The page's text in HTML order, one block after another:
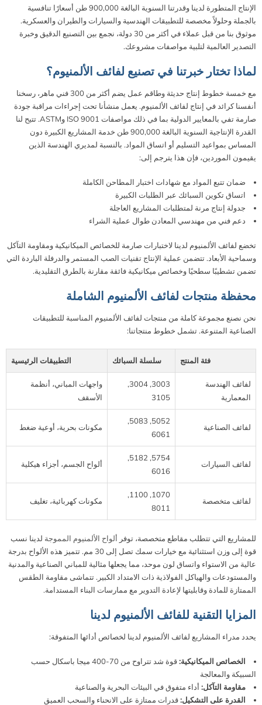
الإنتاج المتطورة لدينا وقدرتنا السنوية البالغة 900,000 طن أسعارًا تنافسية
بالجملة وحلولاً مخصصة للتطبيقات الهندسية والسيارات والطيران والعسكرية.
موثوق بنا من قبل عملاء في أكثر من 30 دولة، نجمع بين التصنيع الدقيق وخبرة
التصدير العالمية لتلبية مواصفات مشروعك.
لماذا تختار خبرتنا في تصنيع لفائف الألمنيوم؟
مع خمسة خطوط إنتاج حديثة وطاقم عمل يضم أكثر من 300 فني ماهر، رسخنا
أنفسنا كرائد في إنتاج لفائف الألمنيوم. يعمل منشأنا تحت إجراءات مراقبة جودة
صارمة تفي بالمعايير الدولية بما في ذلك مواصفات ISO 9001 وASTM. تتيح لنا
القدرة الإنتاجية السنوية البالغة 900,000 طن خدمة المشاريع الكبيرة دون
المساس بمواعيد التسليم أو اتساق المواد. بالنسبة لمديري الهندسة الذين
يقيمون الموردين، فإن هذا يترجم إلى:
ضمان تتبع المواد مع شهادات اختبار المطاحن الكاملة
اتساق تكوين السبائك عبر الطلبات الكبيرة
جدولة إنتاج مرنة لمتطلبات المشاريع العاجلة
دعم فني من مهندسي المعادن طوال عملية الشراء
تخضع لفائف الألمنيوم لدينا لاختبارات صارمة للخصائص الميكانيكية ومقاومة التآكل
وسماحية الأبعاد. تتضمن عملية الإنتاج تقنيات الصب المستمر والدرفلة الباردة التي
تضمن تشطيبًا سطحيًا وخصائص ميكانيكية فائقة مقارنة بالطرق التقليدية.
محفظة منتجات لفائف الألمنيوم الشاملة
نحن نصنع مجموعة كاملة من منتجات لفائف الألمنيوم المناسبة للتطبيقات
الصناعية المتنوعة. تشمل خطوط منتجاتنا:
فئة المنتج سلسلة السبائك التطبيقات الرئيسية
لفائف الهندسة
المعمارية
3003, 3004,
3105
واجهات المباني، أنظمة
الأسقف
لفائف الصناعية
5052, 5083,
6061
مكونات بحرية، أوعية ضغط
لفائف السيارات
5754, 5182,
6016
ألواح الجسم، أجزاء هيكلية
لفائف متخصصة
1070, 1100,
8011
مكونات كهربائية، تغليف
للمشاريع التي تتطلب مقاطع متخصصة، توفر ألواح الألمنيوم المموجة لدينا نسب
قوة إلى وزن استثنائية مع خيارات سمك تصل إلى 30 مم. تتميز هذه الألواح بدرجة
عالية من الاستواء واتساق لون موحد، مما يجعلها مثالية للمباني الصناعية والمدنية
والمستودعات والهياكل الفولاذية ذات الامتداد الكبير. تتماشى مقاومة الطقس
الممتازة للمادة وقابليتها لإعادة التدوير مع ممارسات البناء المستدامة.
المزايا التقنية للفائف الألمنيوم لدينا
يحدد مدراء المشاريع لفائف الألمنيوم لدينا لخصائص أدائها المتفوقة:
الخصائص الميكانيكية:
قوة شد تتراوح من 70-400 ميجا باسكال حسب
السبيكة والمعالجة
مقاومة التآكل: أداء متفوق في البيئات البحرية والصناعية
القدرة على التشكيل:قدرات ممتازة على الانحناء والسحب العميق